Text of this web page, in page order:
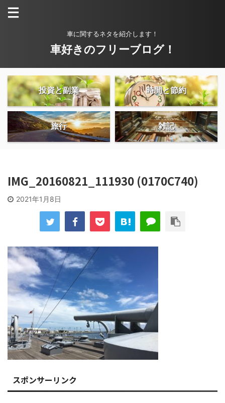
車に関するネタを紹介します！
車好きのフリーブログ！
投資と副業 時間と節約
旅行 雑記
IMG_20160821_111930 (0170C740)
2021年1月8日
スポンサーリンク